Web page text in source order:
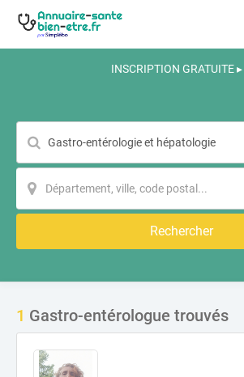
INSCRIPTION GRATUITE ▸
Rechercher
1 Gastro-entérologue trouvés